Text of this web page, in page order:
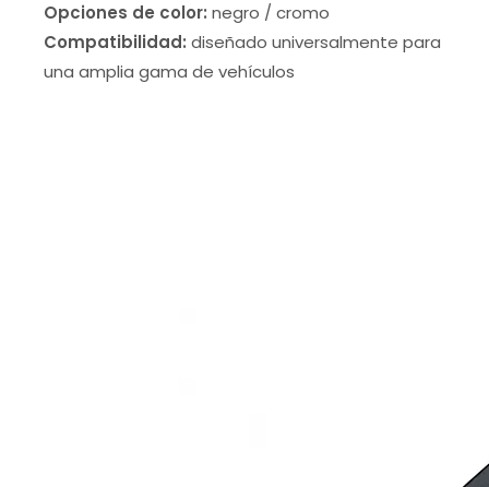
Opciones de color: negro / cromo
Compatibilidad: diseñado universalmente para
una amplia gama de vehículos